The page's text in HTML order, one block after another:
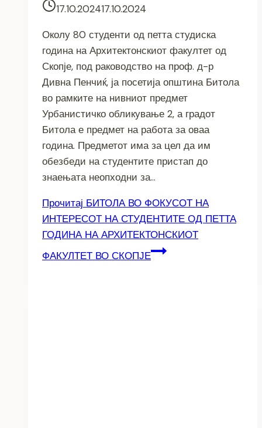
17.10.202417.10.2024
Околу 80 студенти од петта студиска
година на Архитектонскиот факултет од
Скопје, под раководство на проф. д-р
Дивна Пенчиќ, ја посетија општина Битола
во рамките на нивниот предмет
Урбанистичко обликување 2, а градот
Битола е предмет на работа за оваа
година. Предметот има за цел да им
обезбеди на студентите пристап до
знаењата неопходни за…
Прочитај БИТОЛА ВО ФОКУСОТ НА
ИНТЕРЕСОТ НА СТУДЕНТИТЕ ОД ПЕТТА
ГОДИНА НА АРХИТЕКТОНСКИОТ
ФАКУЛТЕТ ВО СКОПЈЕ